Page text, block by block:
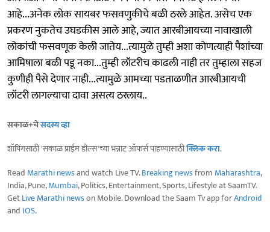
आहे...अनेक लोक सायबर फसवणुकीचे बळी ठरले आहेत. असेच एक
प्रकरण नुकतेच उघडकीस आले आहे, ज्यात आरबीआयच्या नावाखाली
लोकांची फसवणूक केली जातेय...त्यामुळे तुम्ही अशा कोणत्याही पैशांच्या
आमिषाला बळी पडू नका...तुम्ही लॉटरीच काढली नाही तर तुम्हाला सहज
कुणीही पैसे देणार नाही...त्यामुळे आमच्या पडताळणीत आरबीआयची
लॉटरी लागल्याचा दावा असत्य ठरलाय..
सकाळ+चेसदस्य व्हा
शॉपिंगसाठी 'सकाळ प्राईम डील्स'च्या भन्नाट ऑफर्स पाहण्यासाठीक्लिक करा.
Read Marathi newsand watch Live TV.Breaking newsfrom Maharashtra,
India, Pune,Mumbai, Politics, Entertainment, Sports, Lifestyle at SaamTV.
GetLive Marathi newson Mobile. Download the Saam Tv app forAndroid
and IOS.